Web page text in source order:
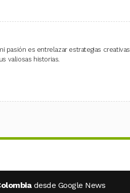
pasión es entrelazar estrategias
valiosas historias.
desde Google News